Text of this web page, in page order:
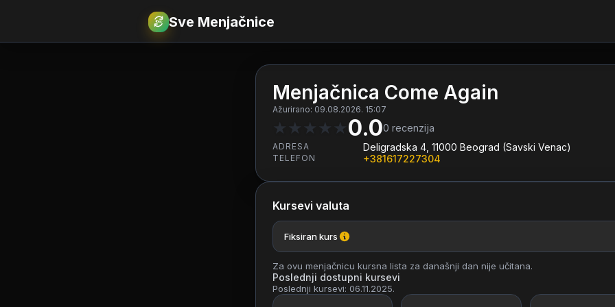
€RSD Sve Menjačnice
Menjačnica Come Again
Ažurirano: 09.08.2026. 15:07
★ ★ ★ ★ ★0.00 recenzija
ADRESA Deligradska 4, 11000 Beograd (Savski Venac)
TELEFON +381617227304
Kursevi valuta
Fiksiran kurs
Za ovu menjačnicu kursna lista za današnji dan nije učitana.
Poslednji dostupni kursevi
Poslednji kursevi: 06.11.2025.